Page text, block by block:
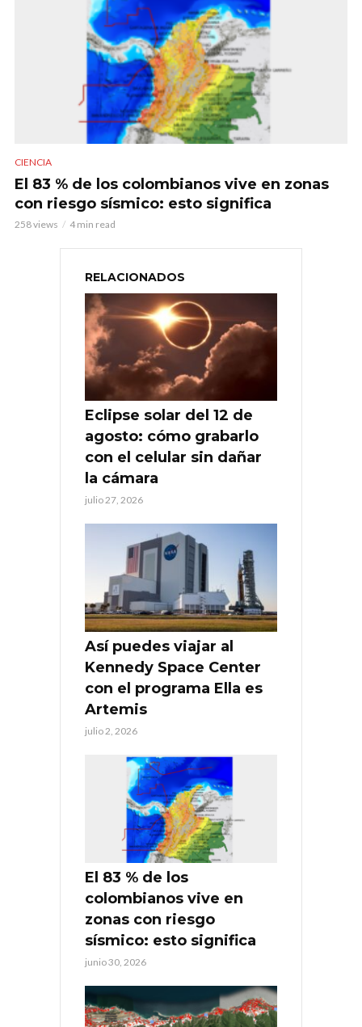
CIENCIA
El 83 % de los colombianos vive en zonas
con riesgo sísmico: esto significa
258 views 4 min read
RELACIONADOS
Eclipse solar del 12 de
agosto: cómo grabarlo
con el celular sin dañar
la cámara
julio 27, 2026
Así puedes viajar al
Kennedy Space Center
con el programa Ella es
Artemis
julio 2, 2026
El 83 % de los
colombianos vive en
zonas con riesgo
sísmico: esto significa
junio 30, 2026